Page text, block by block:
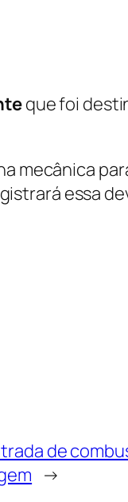
que foi
mecânica
essa
de
→